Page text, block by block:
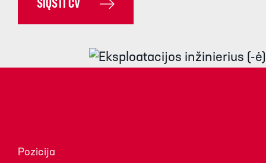
SIŲSTI CV
Pozicija